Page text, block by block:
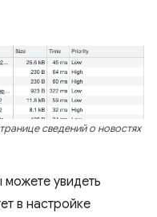
сведений о новостях
увидеть
в настройке